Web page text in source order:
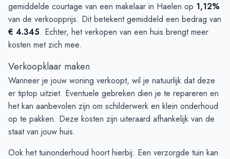
gemiddelde courtage van een makelaar in Haelen op 1,12%
van de verkoopprijs. Dit betekent gemiddeld een bedrag van
€ 4.345. Echter, het verkopen van een huis brengt meer
kosten met zich mee.
Verkoopklaar maken
Wanneer je jouw woning verkoopt, wil je natuurlijk dat deze
er tiptop uitziet. Eventuele gebreken dien je te repareren en
het kan aanbevolen zijn om schilderwerk en klein onderhoud
op te pakken. Deze kosten zijn uiteraard afhankelijk van de
staat van jouw huis.
Ook het tuinonderhoud hoort hierbij. Een verzorgde tuin kan